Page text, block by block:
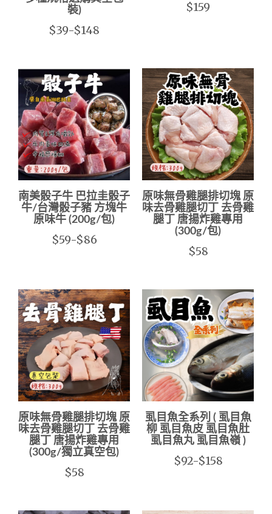
裝)
$39-$148
$159
南美骰子牛 巴拉圭骰子
牛/台灣骰子豬 方塊牛
原味牛 (200g/包)
$59-$86
原味無骨雞腿排切塊 原
味去骨雞腿切丁 去骨雞
腿丁 唐揚炸雞專用
(300g/包)
$58
原味無骨雞腿排切塊 原
味去骨雞腿切丁 去骨雞
腿丁 唐揚炸雞專用
(300g/獨立真空包)
$58
虱目魚全系列 ( 虱目魚
柳 虱目魚皮 虱目魚肚
虱目魚丸 虱目魚嶺 )
$92-$158